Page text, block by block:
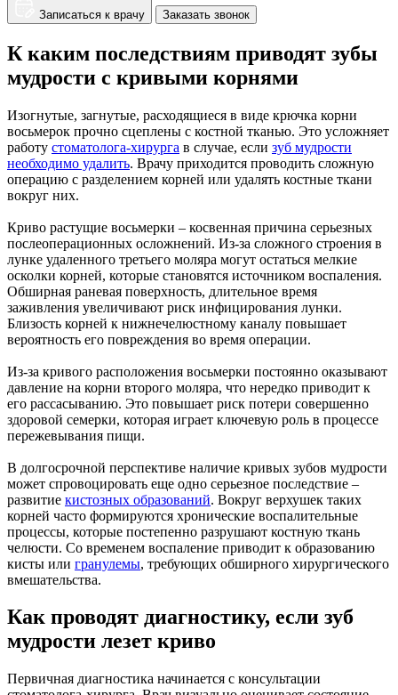
Записаться к врачу Заказать звонок
К каким последствиям приводят зубы
мудрости с кривыми корнями
Изогнутые, загнутые, расходящиеся в виде крючка корни
восьмерок прочно сцеплены с костной тканью. Это усложняет
работу стоматолога-хирурга в случае, если зуб мудрости
необходимо удалить. Врачу приходится проводить сложную
операцию с разделением корней или удалять костные ткани
вокруг них.
Криво растущие восьмерки – косвенная причина серьезных
послеоперационных осложнений. Из-за сложного строения в
лунке удаленного третьего моляра могут остаться мелкие
осколки корней, которые становятся источником воспаления.
Обширная раневая поверхность, длительное время
заживления увеличивают риск инфицирования лунки.
Близость корней к нижнечелюстному каналу повышает
вероятность его повреждения во время операции.
Из-за кривого расположения восьмерки постоянно оказывают
давление на корни второго моляра, что нередко приводит к
его рассасыванию. Это повышает риск потери совершенно
здоровой семерки, которая играет ключевую роль в процессе
пережевывания пищи.
В долгосрочной перспективе наличие кривых зубов мудрости
может спровоцировать еще одно серьезное последствие –
развитие кистозных образований. Вокруг верхушек таких
корней часто формируются хронические воспалительные
процессы, которые постепенно разрушают костную ткань
челюсти. Со временем воспаление приводит к образованию
кисты или гранулемы, требующих обширного хирургического
вмешательства.
Как проводят диагностику, если зуб
мудрости лезет криво
Первичная диагностика начинается с консультации